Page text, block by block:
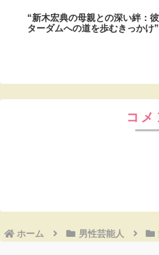
“新木宏典の母親との深い絆：
ターダムへの道を歩むきっかけ”
コメ
ホーム 男性芸能人